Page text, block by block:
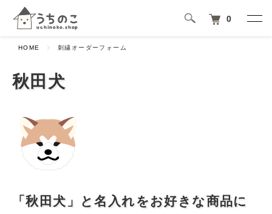
0
HOME 刺繍オーダーフォーム
秋田犬
「秋田犬」と名入れをお好きな商品に